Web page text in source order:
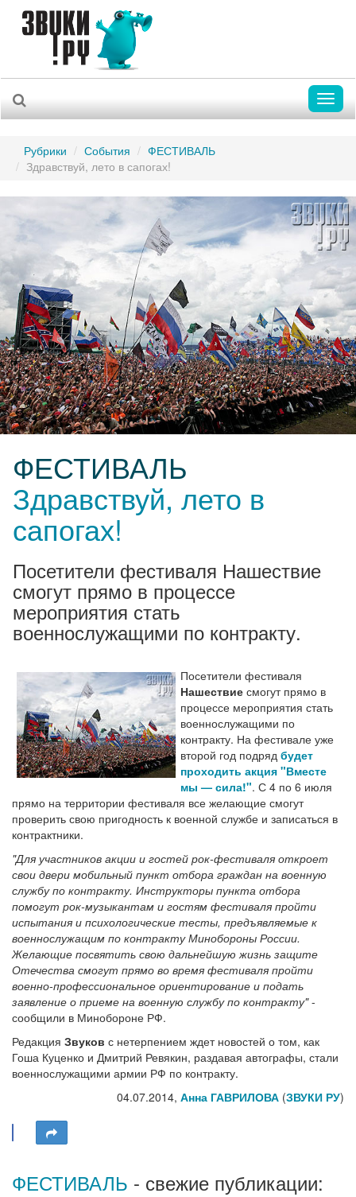
Рубрики События
ФЕСТИВАЛЬ
Здравствуй, лето в сапогах!
ФЕСТИВАЛЬ
Здравствуй, лето в
сапогах!
Посетители фестиваля Нашествие
смогут прямо в процессе
мероприятия стать
военнослужащими по контракту.
Посетители фестиваля
Нашествие смогут прямо в
процессе мероприятия стать
военнослужащими по
контракту. На фестивале уже
второй год подряд будет
проходить акция "Вместе
мы — сила!". С 4 по 6 июля
прямо на территории фестиваля все желающие смогут
проверить свою пригодность к военной службе и записаться в
контрактники.
"Для участников акции и гостей рок-фестиваля откроет
свои двери мобильный пункт отбора граждан на военную
службу по контракту. Инструкторы пункта отбора
помогут рок-музыкантам и гостям фестиваля пройти
испытания и психологические тесты, предъявляемые к
военнослужащим по контракту Минобороны России.
Желающие посвятить свою дальнейшую жизнь защите
Отечества смогут прямо во время фестиваля пройти
военно-профессиональное ориентирование и подать
заявление о приеме на военную службу по контракту"-
сообщили в Минобороне РФ.
Редакция Звуков с нетерпением ждет новостей о том, как
Гоша Куценко и Дмитрий Ревякин, раздавая автографы, стали
военнослужащими армии РФ по контракту.
04.07.2014, Анна ГАВРИЛОВА (ЗВУКИ РУ)
ФЕСТИВАЛЬ - свежие публикации: